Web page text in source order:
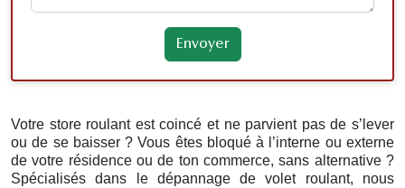
Votre store roulant est coincé et ne parvient pas de s’lever
ou de se baisser ? Vous êtes bloqué à l’interne ou externe
de votre résidence ou de ton commerce, sans alternative ?
Spécialisés dans le dépannage de volet roulant, nous